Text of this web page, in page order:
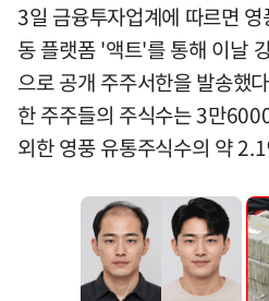
3일 금융투자업계에 따르면
동 플랫폼 '액트'를 통해 이날
으로 공개 주주서한을 발송했
한 주주들의 주식수는 3만
외한 영풍 유통주식수의 약